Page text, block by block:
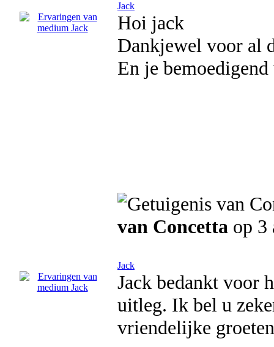
Jack
Hoi jack
Dankjewel voor al
En je
van Concetta op 3
Jack
Jack bedankt voor
uitleg. Ik bel u
vriendelijke